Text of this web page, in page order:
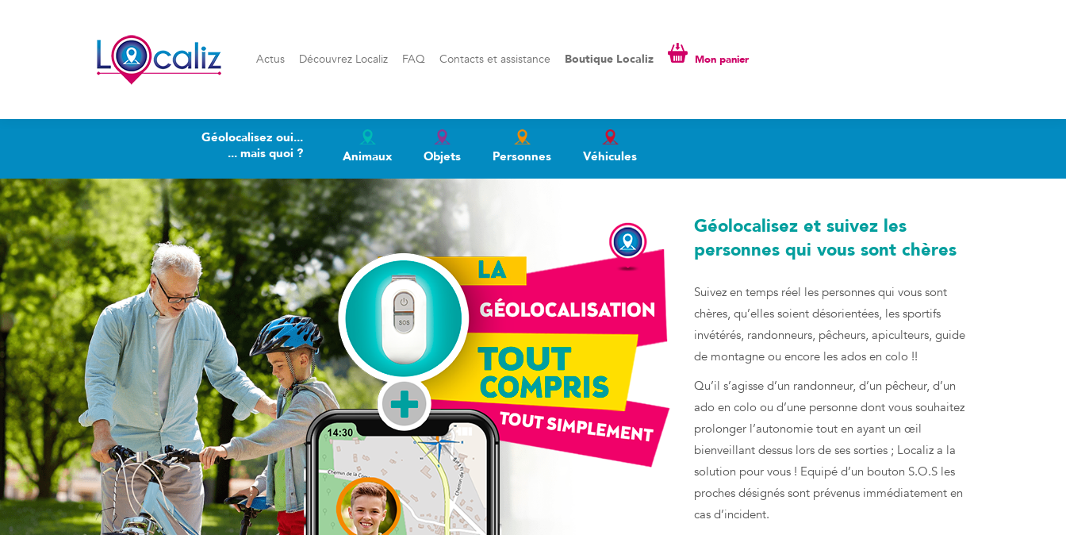
Actus Découvrez Localiz FAQ Contacts et assistance Boutique Localiz Mon panier
Géolocalisez oui...
... mais quoi ?
Animaux Objets Personnes Véhicules
Géolocalisez et suivez les
personnes qui vous sont chères
Suivez en temps réel les personnes qui vous sont
chères, qu’elles soient désorientées, les sportifs
invétérés, randonneurs, pêcheurs, apiculteurs, guide
de montagne ou encore les ados en colo !!
Qu’il s’agisse d’un randonneur, d’un pêcheur, d’un
ado en colo ou d’une personne dont vous souhaitez
prolonger l’autonomie tout en ayant un œil
bienveillant dessus lors de ses sorties ; Localiz a la
solution pour vous ! Equipé d’un bouton S.O.S les
proches désignés sont prévenus immédiatement en
cas d’incident.